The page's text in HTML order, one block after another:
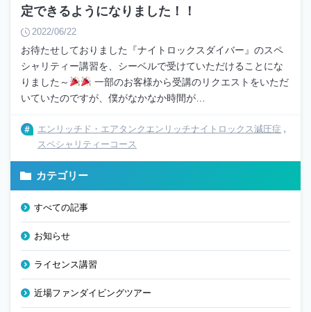
定できるようになりました！！
2022/06/22
お待たせしておりました『ナイトロックスダイバー』のスペ
シャリティー講習を、シーベルで受けていただけることにな
りました～
一部のお客様から受講のリクエストをいただ
いていたのですが、僕がなかなか時間が…
エンリッチド・エアタンク エンリッチナイトロックス減圧症
スペシャリティーコース
カテゴリー
すべての記事
お知らせ
ライセンス講習
近場ファンダイビングツアー